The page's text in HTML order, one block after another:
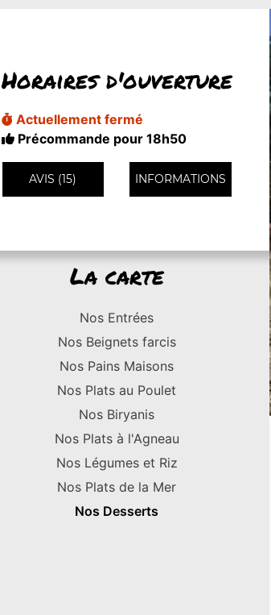
Horaires d'ouverture
Actuellement fermé
Précommande pour 18h50
AVIS (15) INFORMATIONS
La carte
Nos Entrées
Nos Beignets farcis
Nos Pains Maisons
Nos Plats au Poulet
Nos Biryanis
Nos Plats à l'Agneau
Nos Légumes et Riz
Nos Plats de la Mer
Nos Desserts